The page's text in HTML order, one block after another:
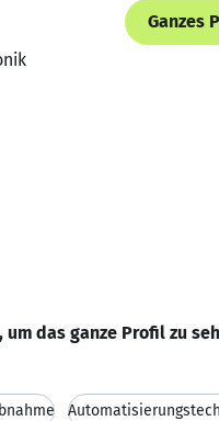
Ganzes
um das ganze Profil zu